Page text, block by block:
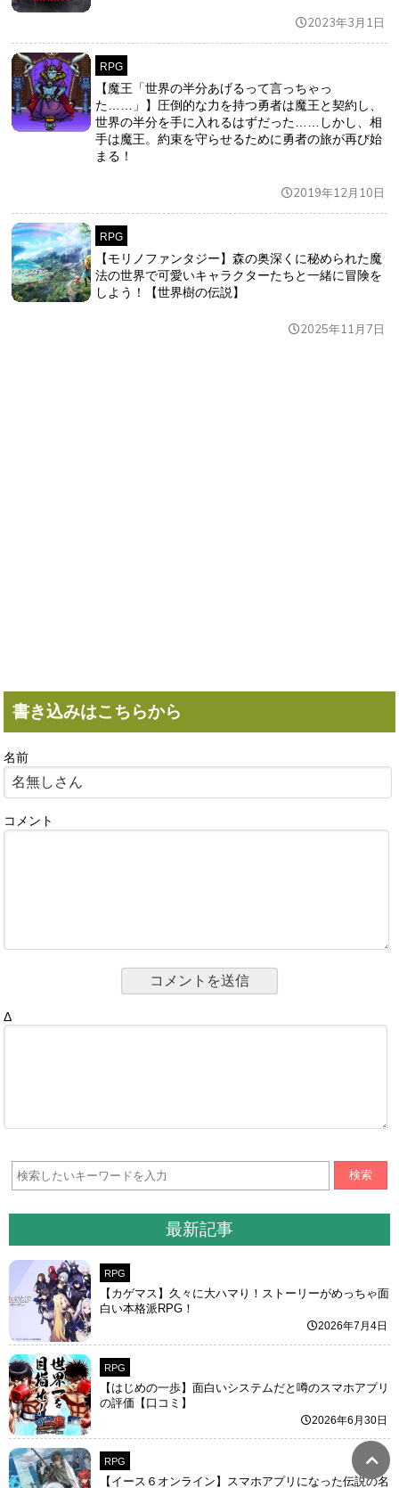
2023年3月1日
RPG
【魔王「世界の半分あげるって言っちゃっ
た……」】圧倒的な力を持つ勇者は魔王と契約し、
世界の半分を手に入れるはずだった……しかし、相
手は魔王。約束を守らせるために勇者の旅が再び始
まる！
2019年12月10日
RPG
【モリノファンタジー】森の奥深くに秘められた魔
法の世界で可愛いキャラクターたちと一緒に冒険を
しよう！【世界樹の伝説】
2025年11月7日
書き込みはこちらから
名前
コメント
Δ
検索
最新記事
RPG
【カゲマス】久々に大ハマり！ストーリーがめっちゃ面
白い本格派RPG！
2026年7月4日
RPG
【はじめの一歩】面白いシステムだと噂のスマホアプリ
の評価【口コミ】
2026年6月30日
RPG
【イース６オンライン】スマホアプリになった伝説の名